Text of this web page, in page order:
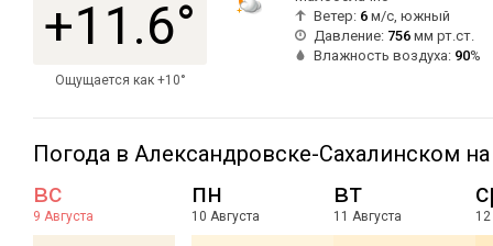
+11.6°
Ощущается как +10°
Ветер: 6 м/с, южный
Давление: 756 мм рт.ст.
Влажность воздуха: 90%
Погода в Александровске-Сахалинском
вс
9 Августа
пн
10 Августа
вт
11 Августа 12